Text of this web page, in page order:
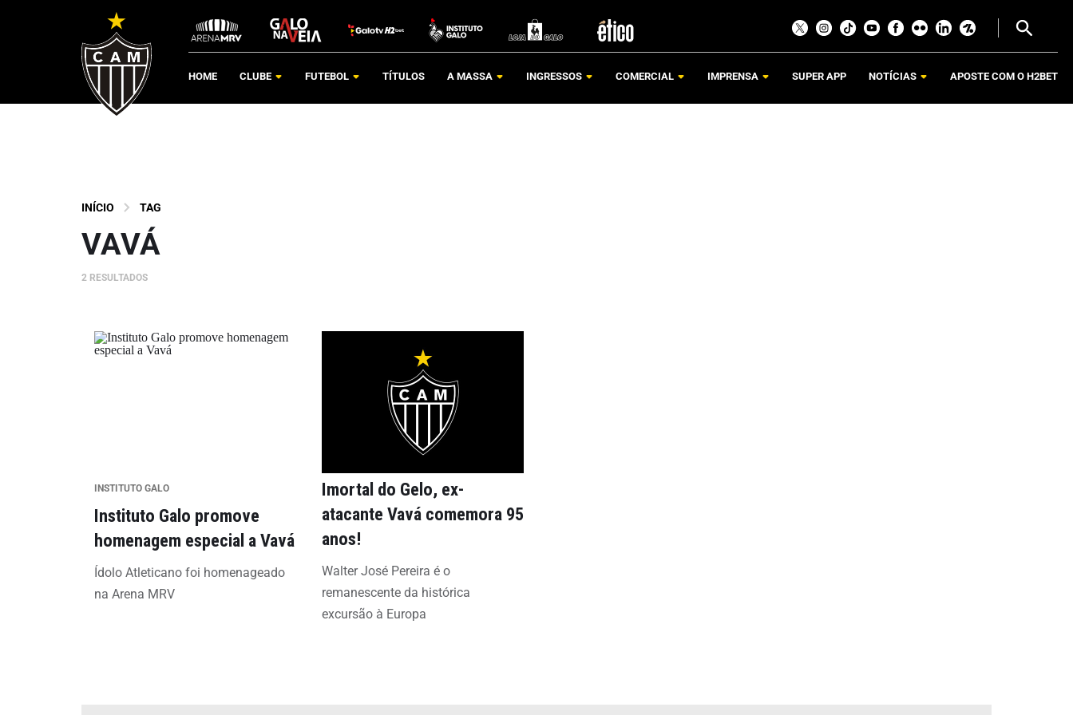
HOME CLUBE FUTEBOL TÍTULOS A MASSA INGRESSOS COMERCIAL IMPRENSA SUPER APP NOTÍCIAS APOSTE COM O H2BET
INÍCIO TAG
VAVÁ
2 RESULTADOS
INSTITUTO GALO
Instituto Galo promove
homenagem especial a Vavá
Ídolo Atleticano foi homenageado
na Arena MRV
Imortal do Gelo, ex-
atacante Vavá comemora 95
anos!
Walter José Pereira é o
remanescente da histórica
excursão à Europa